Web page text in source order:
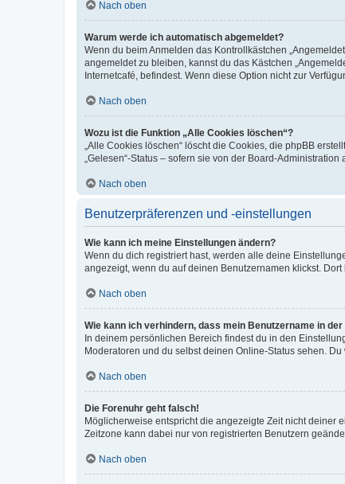
Nach oben
Warum werde ich automatisch abgemeldet?
Wenn du beim Anmelden das Kontrollkästchen
angemeldet zu bleiben, kannst du das Kästchen
Internetcafé, befindest. Wenn diese Option nicht zur
Nach oben
Wozu ist die Funktion „Alle Cookies löschen“?
„Alle Cookies löschen“ löscht die Cookies, die phpBB
„Gelesen“-Status – sofern sie von der Board-
Nach oben
Benutzerpräferenzen und -einstellungen
Wie kann ich meine Einstellungen ändern?
Wenn du dich registriert hast, werden alle deine
angezeigt, wenn du auf deinen Benutzernamen klickst.
Nach oben
Wie kann ich verhindern, dass mein Benutzername in
In deinem persönlichen Bereich findest du in den
Moderatoren und du selbst deinen Online-Status sehen.
Nach oben
Die Forenuhr geht falsch!
Möglicherweise entspricht die angezeigte Zeit nicht deiner
Zeitzone kann dabei nur von registrierten Benutzern
Nach oben